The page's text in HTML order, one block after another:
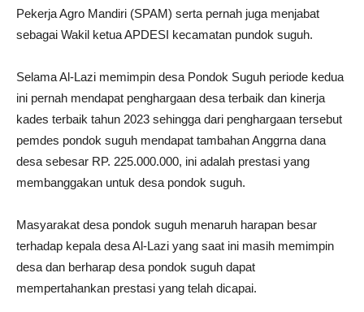
Pekerja Agro Mandiri (SPAM) serta pernah juga menjabat
sebagai Wakil ketua APDESI kecamatan pundok suguh.
Selama Al-Lazi memimpin desa Pondok Suguh periode kedua
ini pernah mendapat penghargaan desa terbaik dan kinerja
kades terbaik tahun 2023 sehingga dari penghargaan tersebut
pemdes pondok suguh mendapat tambahan Anggrna dana
desa sebesar RP. 225.000.000, ini adalah prestasi yang
membanggakan untuk desa pondok suguh.
Masyarakat desa pondok suguh menaruh harapan besar
terhadap kepala desa Al-Lazi yang saat ini masih memimpin
desa dan berharap desa pondok suguh dapat
mempertahankan prestasi yang telah dicapai.